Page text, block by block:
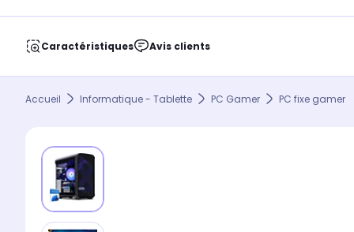
Caractéristiques Avis clients
Accueil Informatique - Tablette PC Gamer PC fixe gamer